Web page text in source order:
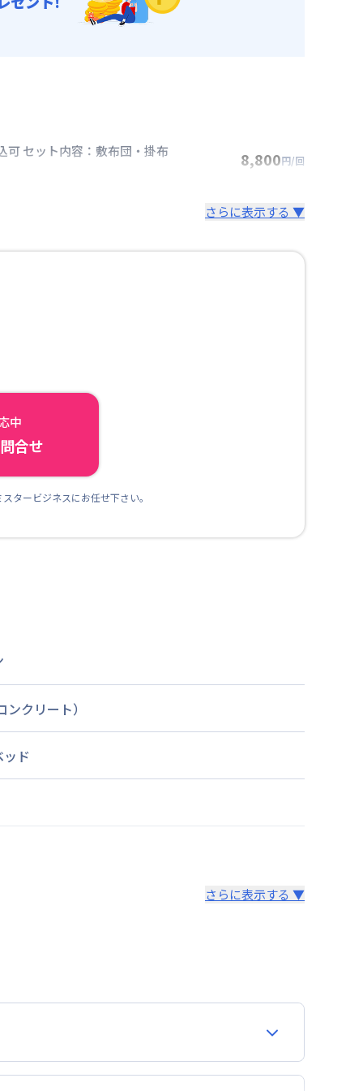
セット内容：敷布団・掛布 8,800円/回
さらに表示する ▼
中
合せ
タービジネスにお任せ下さい。
ンクリート）
ド
要確認ください。
さらに表示する ▼
が含まれて表示されています。